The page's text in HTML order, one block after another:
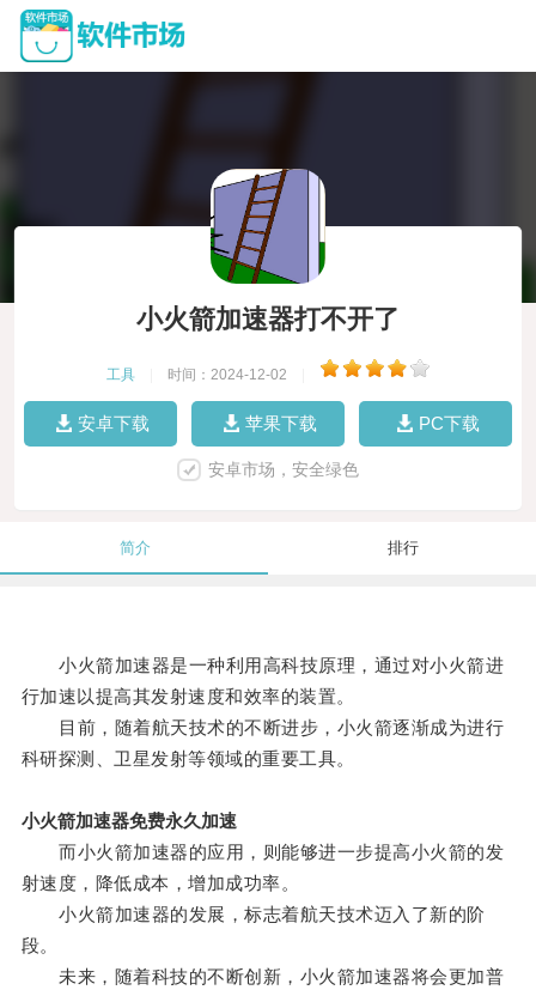
小火箭加速器打不开了
工具 时间：2024-12-02
安卓下载 苹果下载 PC下载
安卓市场，安全绿色
简介 排行
小火箭加速器是一种利用高科技原理，通过对小火箭进
行加速以提高其发射速度和效率的装置。
目前，随着航天技术的不断进步，小火箭逐渐成为进行
科研探测、卫星发射等领域的重要工具。
小火箭加速器免费永久加速
而小火箭加速器的应用，则能够进一步提高小火箭的发
射速度，降低成本，增加成功率。
小火箭加速器的发展，标志着航天技术迈入了新的阶
段。
未来，随着科技的不断创新，小火箭加速器将会更加普